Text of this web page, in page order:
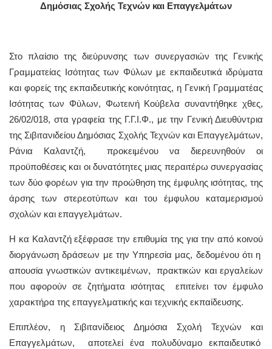
Δημόσιας Σχολής Τεχνών και Επαγγελμάτων
Στο πλαίσιο της διεύρυνσης των συνεργασιών της Γενικής
Γραμματείας Ισότητας των Φύλων με εκπαιδευτικά ιδρύματα
και φορείς της εκπαιδευτικής κοινότητας, η Γενική Γραμματέας
Ισότητας των Φύλων, Φωτεινή Κούβελα συναντήθηκε χθες,
26/02/018, στα γραφεία της Γ.Γ.Ι.Φ., με την Γενική Διευθύντρια
της Σιβιτανιδείου Δημόσιας Σχολής Τεχνών και Επαγγελμάτων,
Ράνια Καλαντζή, προκειμένου να διερευνηθούν οι
προϋποθέσεις και οι δυνατότητες μιας περαιτέρω συνεργασίας
των δύο φορέων για την προώθηση της έμφυλης ισότητας, της
άρσης των στερεοτύπων και του έμφυλου καταμερισμού
σχολών και επαγγελμάτων.
Η κα Καλαντζή εξέφρασε την επιθυμία της για την από κοινού
διοργάνωση δράσεων με την Υπηρεσία μας, δεδομένου ότι η
απουσία γνωστικών αντικειμένων, πρακτικών και εργαλείων
που αφορούν σε ζητήματα ισότητας επιτείνει τον έμφυλο
χαρακτήρα της επαγγελματικής και τεχνικής εκπαίδευσης.
Επιπλέον, η Σιβιτανίδειος Δημόσια Σχολή Τεχνών και
Επαγγελμάτων, αποτελεί ένα πολυδύναμο εκπαιδευτικό